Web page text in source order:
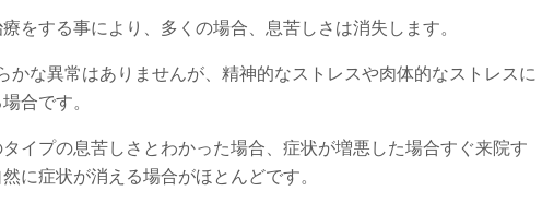
をする事により、多くの場合、息苦しさは消失します。
かな異常はありませんが、精神的なストレスや肉体的なストレスに
合です。
イプの息苦しさとわかった場合、症状が増悪した場合すぐ来院す
に症状が消える場合がほとんどです。